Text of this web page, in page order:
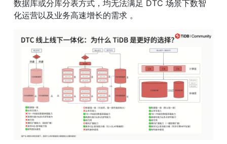
数据库或分库分表方式，均无法满足 DTC 场景下数智
化运营以及业务高速增长的需求 。